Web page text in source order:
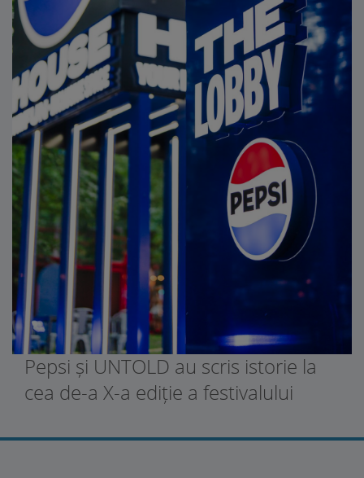
Pepsi și UNTOLD au scris istorie la
cea de-a X-a ediție a festivalului